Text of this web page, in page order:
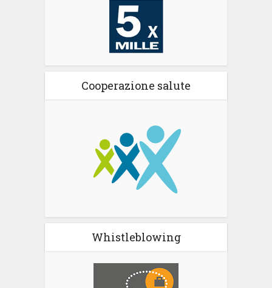
Cooperazione salute
Whistleblowing